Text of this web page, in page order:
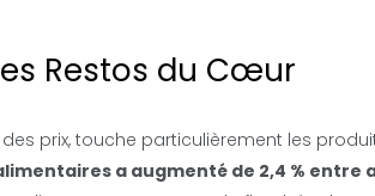
Restos du Cœur
prix, touche particulièrement les
a augmenté de 2,4 % entre